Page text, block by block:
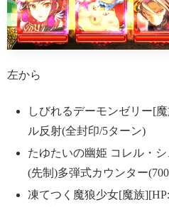
左から
しびれるデーモンゼリー[
ル反射(全封印/5ターン)
たゆたいの幽姫 コレル・シ
(先制)多弾式カウンター
凍てつく魔狼少女[魔族